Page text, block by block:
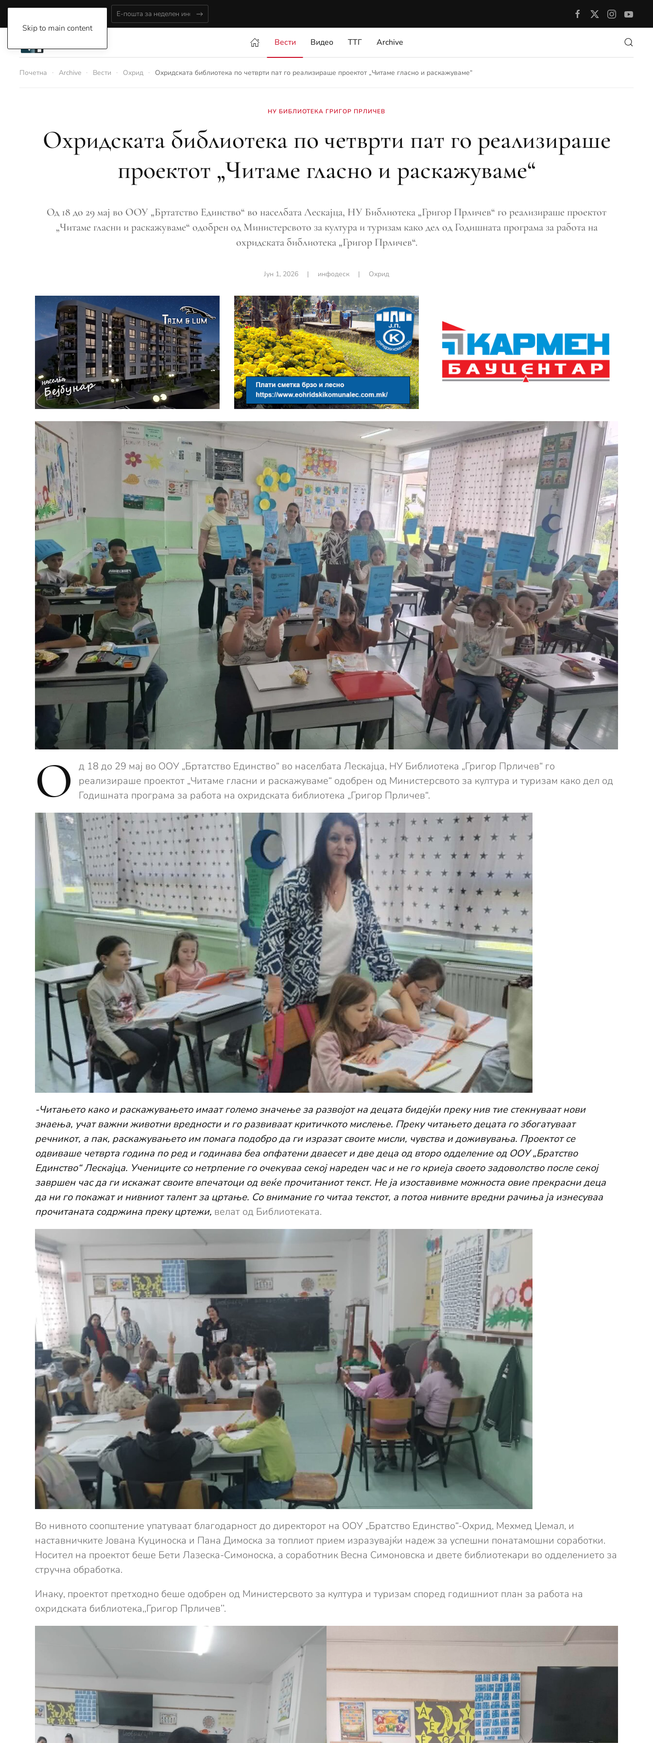
Skip to main content
Вести Видео ТТГ Archive
Почетна Archive Вести Охрид Охридската библиотека по четврти пат го реализираше проектот „Читаме гласно и раскажуваме“
НУ БИБЛИОТЕКА ГРИГОР ПРЛИЧЕВ
Охридската библиотека по четврти пат го реализираше
проектот „Читаме гласно и раскажуваме“
Од 18 до 29 мај во ООУ „Бртатство Единство“ во населбата Лескајца, НУ Библиотека „Григор Прличев“ го реализираше проектот
„Читаме гласни и раскажуваме“ одобрен од Министерсвото за култура и туризам како дел од Годишната програма за работа на
охридската библиотека „Григор Прличев“.
Јун 1, 2026 | инфодеск | Охрид
О д 18 до 29 мај во ООУ „Бртатство Единство“ во населбата Лескајца, НУ Библиотека „Григор Прличев“ го
реализираше проектот „Читаме гласни и раскажуваме“ одобрен од Министерсвото за култура и туризам како дел од
Годишната програма за работа на охридската библиотека „Григор Прличев“.
-Читањето како и раскажувањето имаат големо значење за развојот на децата бидејќи преку нив тие стекнуваат нови
знаења, учат важни животни вредности и го развиваат критичкото мислење. Преку читањето децата го збогатуваат
речникот, а пак, раскажувањето им помага подобро да ги изразат своите мисли, чувства и доживувања. Проектот се
одвиваше четврта година по ред и годинава беа опфатени дваесет и две деца од второ одделение од ООУ „Братство
Единство“ Лескајца. Учениците со нетрпение го очекуваа секој нареден час и не го криеја своето задоволство после секој
завршен час да ги искажат своите впечатоци од веќе прочитаниот текст. Не ја изоставивме можноста овие прекрасни деца
да ни го покажат и нивниот талент за цртање. Со внимание го читаа текстот, а потоа нивните вредни рачиња ја изнесуваа
прочитаната содржина преку цртежи, велат од Библиотеката.
Во нивното соопштение упатуваат благодарност до директорот на ООУ „Братство Единство“-Охрид, Мехмед Џемал, и
наставничките Јована Куциноска и Пана Димоска за топлиот прием изразувајќи надеж за успешни понатамошни соработки.
Носител на проектот беше Бети Лазеска-Симоноска, а соработник Весна Симоновска и двете библиотекари во одделението за
стручна обработка.
Инаку, проектот претходно беше одобрен од Министерсвото за култура и туризам според годишниот план за работа на
охридската библиотека,,Григор Прличев’’.